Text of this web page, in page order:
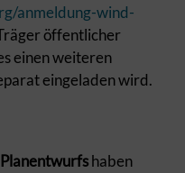
anmeldung-wind-
öffentlicher
einen weiteren
eingeladen wird.
haben